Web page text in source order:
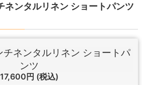
ンタルリネン ショートパンツ
ネンタルリネン ショートパ
ンツ
17,600円 (税込)